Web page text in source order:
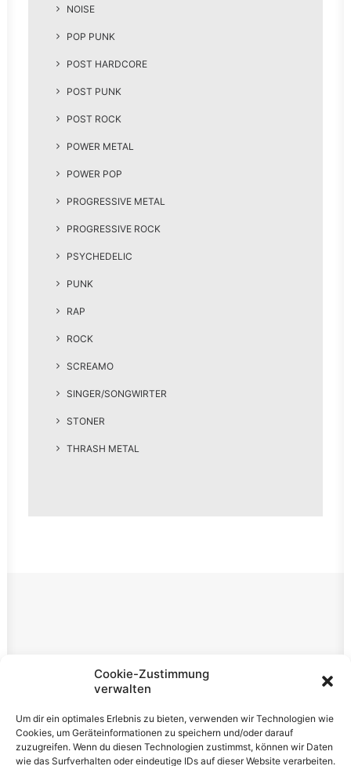
Cookie-Zustimmung
verwalten
Um dir ein optimales Erlebnis zu bieten, verwenden wir Technologien wie
Cookies, um Geräteinformationen zu speichern und/oder darauf
zuzugreifen. Wenn du diesen Technologien zustimmst, können wir Daten
wie das Surfverhalten oder eindeutige IDs auf dieser Website verarbeiten.
NOISE
POP PUNK
POST HARDCORE
POST PUNK
POST ROCK
POWER METAL
POWER POP
PROGRESSIVE METAL
PROGRESSIVE ROCK
PSYCHEDELIC
PUNK
RAP
ROCK
SCREAMO
SINGER/SONGWIRTER
STONER
THRASH METAL
Rechtliches
Datenschutzerklärung
Cookie-Richtlinie (EU)